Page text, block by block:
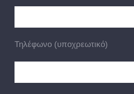
Τηλέφωνο (υποχρεωτικό)